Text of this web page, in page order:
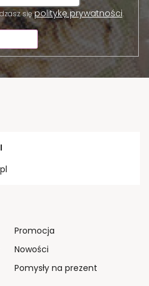
siępolitykę prywatności.
Promocja
Nowości
Pomysły na prezent